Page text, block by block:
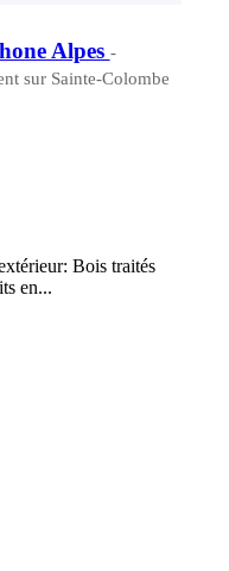
Alpes -
sur Sainte-Colombe
Bois traités
en...